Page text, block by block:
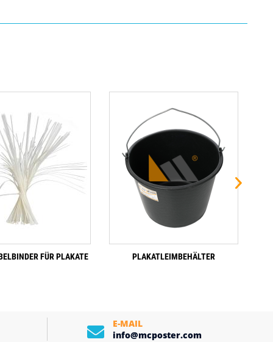
FÜR PLAKATE PLAKATLEIMBEHÄLTER
E-MAIL
info@mcposter.com